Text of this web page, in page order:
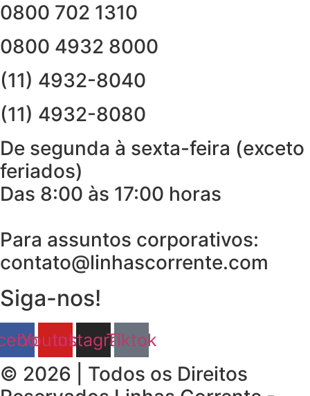
0800 702 1310
0800 4932 8000
(11) 4932-8040
(11) 4932-8080
De segunda à sexta-feira (exceto
feriados)
Das 8:00 às 17:00 horas
Para assuntos corporativos:
contato@linhascorrente.com
Siga-nos!
Youtube
Instagram
Tiktok
© 2026 | Todos os Direitos